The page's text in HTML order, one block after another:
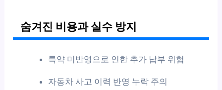
숨겨진 비용과 실수 방지
특약 미반영으로 인한 추가 납부 위험
자동차 사고 이력 반영 누락 주의